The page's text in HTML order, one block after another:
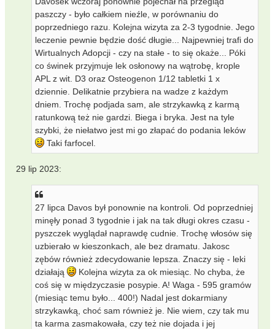
paszczy - było całkiem nieźle, w porównaniu do
poprzedniego razu. Kolejna wizyta za 2-3 tygodnie. Jego
leczenie pewnie będzie dość długie... Najpewniej trafi do
Wirtualnych Adopcji - czy na stałe - to się okaże... Póki
co świnek przyjmuje lek osłonowy na wątrobę, krople
APL z wit. D3 oraz Osteogenon 1/12 tabletki 1 x
dziennie. Delikatnie przybiera na wadze z każdym
dniem. Trochę podjada sam, ale strzykawką z karmą
ratunkową też nie gardzi. Biega i bryka. Jest na tyle
szybki, że niełatwo jest mi go złapać do podania leków
Taki farfocel.
29 lip 2023:
27 lipca Davos był ponownie na kontroli. Od poprzedniej
minęły ponad 3 tygodnie i jak na tak długi okres czasu -
pyszczek wyglądał naprawdę cudnie. Trochę włosów się
uzbierało w kieszonkach, ale bez dramatu. Jakosc
zębów również zdecydowanie lepsza. Znaczy się - leki
działają
Kolejna wizyta za ok miesiąc. No chyba, że
coś się w międzyczasie posypie. A! Waga - 595 gramów
(miesiąc temu było... 400!) Nadal jest dokarmiany
strzykawką, choć sam również je. Nie wiem, czy tak mu
ta karma zasmakowała, czy też nie dojada i jej